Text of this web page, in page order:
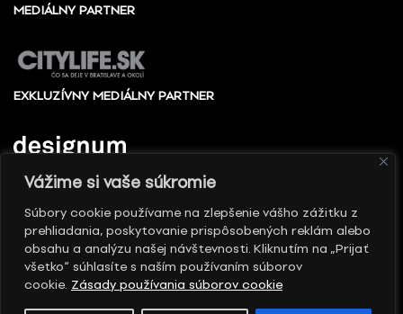
Vážime si vaše súkromie
Súbory cookie používame na zlepšenie vášho zážitku z
prehliadania, poskytovanie prispôsobených reklám alebo
obsahu a analýzu našej návštevnosti. Kliknutím na „Prijať
všetko“ súhlasíte s naším používaním súborov
cookie. Zásady používania súborov cookie
MEDIÁLNY PARTNER
EXKLUZÍVNY MEDIÁLNY PARTNER
© 2010 - 2026 Slovenské centrum dizajnu, Všetky
práva vyhradené